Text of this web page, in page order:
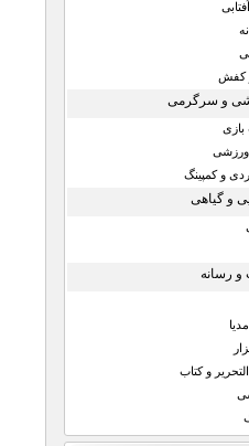
کفش
و سرگرمی
بازی
ورزشی
و کمپینگ
و گیاهی
و رسانه
و کتاب